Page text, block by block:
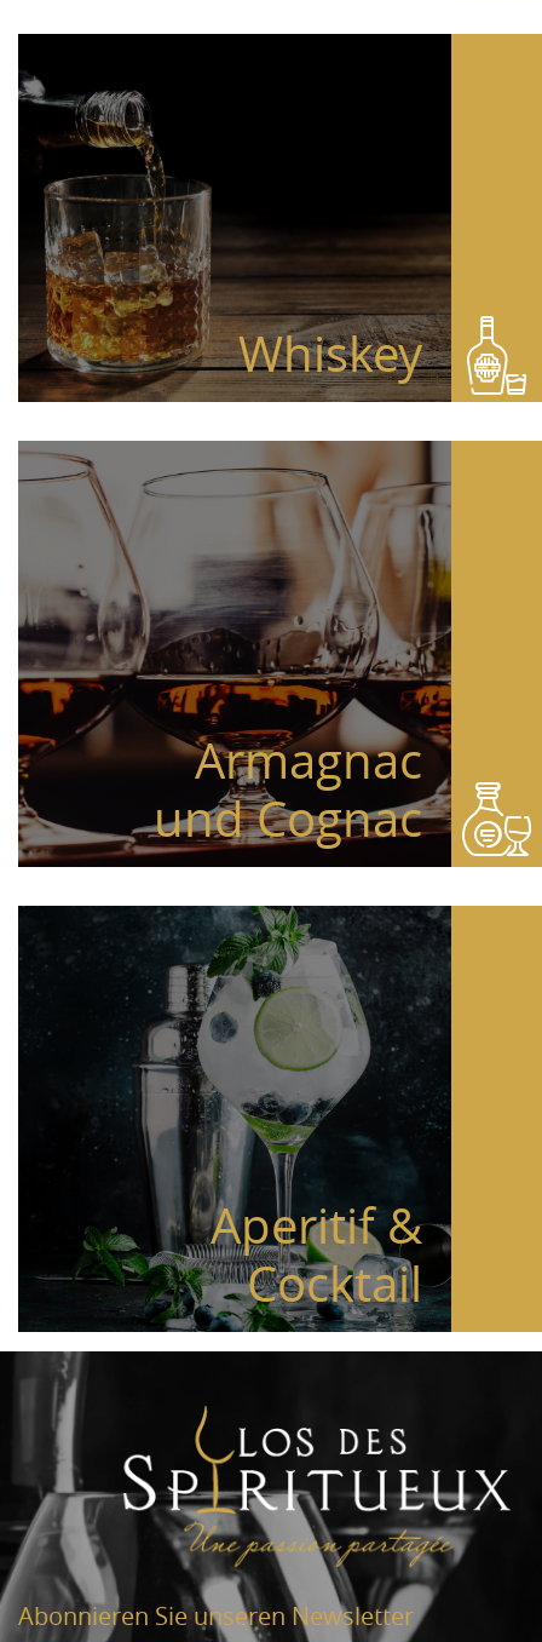
Whiskey
Armagnac
und Cognac
Aperitif &
Cocktail
Abonnieren Sie unseren Newsletter